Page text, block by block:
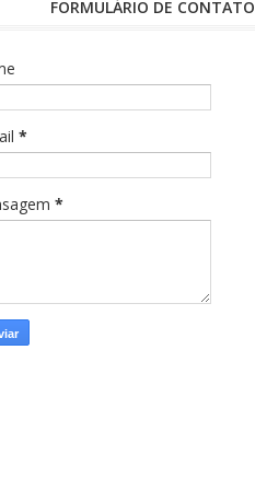
FORMULÁRIO DE CONTATO
*
*